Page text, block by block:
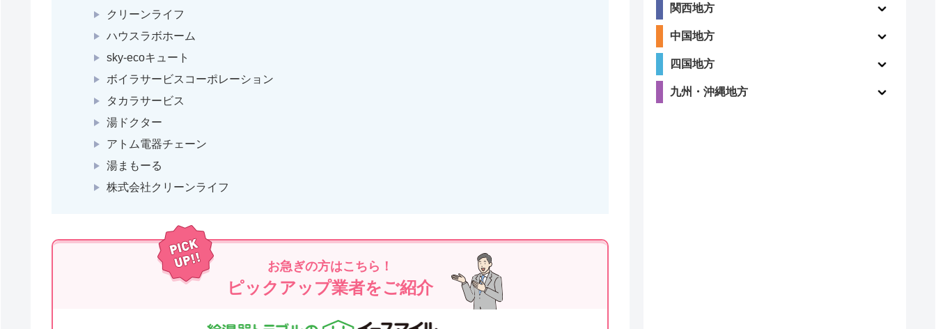
クリーンライフ
ハウスラボホーム
sky-ecoキュート
ボイラサービスコーポレーション
タカラサービス
湯ドクター
アトム電器チェーン
湯まもーる
株式会社クリーンライフ
お急ぎの方はこちら！
ピックアップ業者をご紹介
関西地方
中国地方
四国地方
九州・沖縄地方